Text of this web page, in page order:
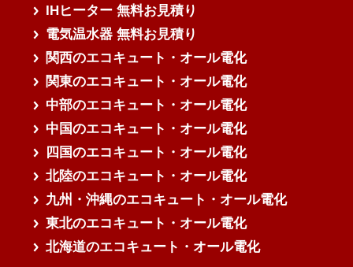
IHヒーター 無料お見積り
電気温水器 無料お見積り
関西のエコキュート・オール電化
関東のエコキュート・オール電化
中部のエコキュート・オール電化
中国のエコキュート・オール電化
四国のエコキュート・オール電化
北陸のエコキュート・オール電化
九州・沖縄のエコキュート・オール電化
東北のエコキュート・オール電化
北海道のエコキュート・オール電化